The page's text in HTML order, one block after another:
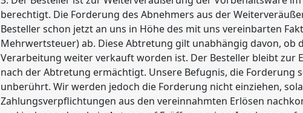
berechtigt. Die Forderung des Abnehmers aus der
Besteller schon jetzt an uns in Höhe des mit uns vereinbarten
Mehrwertsteuer) ab. Diese Abtretung gilt unabhängig davon, ob
Verarbeitung weiter verkauft worden ist. Der Besteller bleibt zur
nach der Abtretung ermächtigt. Unsere Befugnis, die Forderung
unberührt. Wir werden jedoch die Forderung nicht einziehen,
Zahlungsverpflichtungen aus den vereinnahmten Erlösen